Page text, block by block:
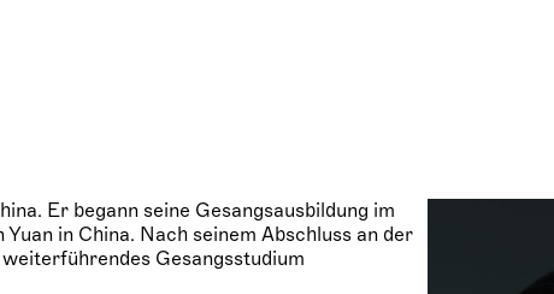
Er begann seine Gesangsausbildung im
in China. Nach seinem Abschluss an der
Gesangsstudium